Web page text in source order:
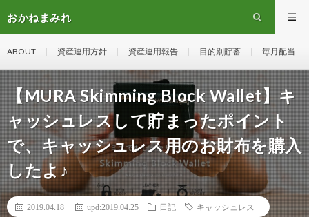
おかねまみれ
ABOUT 資産運用方針 資産運用報告 目的別貯蓄 毎月配当
【MURA Skimming Block Wallet】キ
ャッシュレスして貯まったポイント
で、キャッシュレス用のお財布を購入
したよ♪
2019.04.18 upd:2019.04.25 日記 キャッシュレス